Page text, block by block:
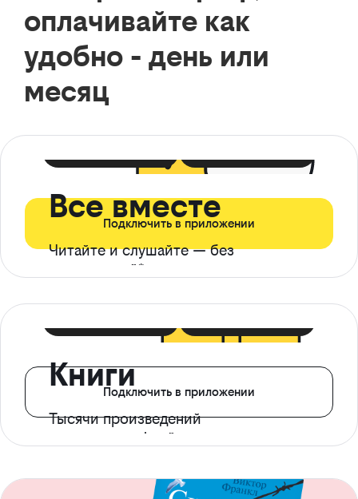
оплачивайте как
удобно - день или
месяц
Все вместе
Читайте и слушайте — без
ограничений*
Подключить в приложении
Книги
Тысячи произведений
с доступом офлайн
Подключить в приложении